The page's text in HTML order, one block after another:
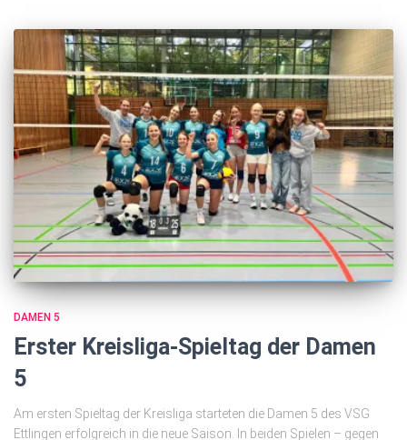
DAMEN 5
Erster Kreisliga-Spieltag der Damen
5
Am ersten Spieltag der Kreisliga starteten die Damen 5 des VSG
Ettlingen erfolgreich in die neue Saison. In beiden Spielen – gegen